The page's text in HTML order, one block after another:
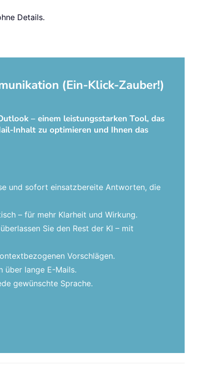
Details.
(Ein-Klick-Zauber!)
– einem leistungsstarken Tool, das
Inhalt zu optimieren und Ihnen das
und sofort einsatzbereite Antworten, die
– für mehr Klarheit und Wirkung.
Sie den Rest der KI – mit
Vorschlägen.
über lange E-Mails.
gewünschte Sprache.